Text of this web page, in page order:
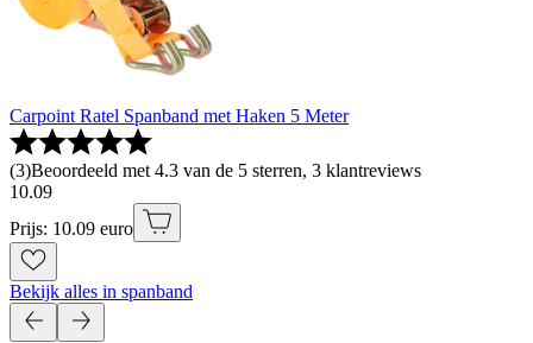
Carpoint Ratel Spanband met Haken 5 Meter
(3)Beoordeeld met 4.3 van de 5 sterren, 3 klantreviews
10.09
Prijs: 10.09 euro
Bekijk alles in spanband